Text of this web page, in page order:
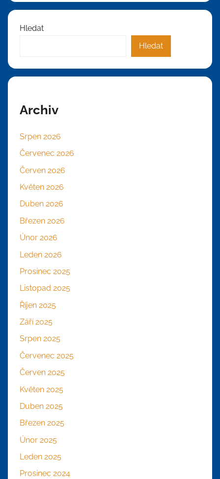
Hledat
Hledat
Archiv
Srpen 2026
Červenec 2026
Červen 2026
Květen 2026
Duben 2026
Březen 2026
Únor 2026
Leden 2026
Prosinec 2025
Listopad 2025
Říjen 2025
Září 2025
Srpen 2025
Červenec 2025
Červen 2025
Květen 2025
Duben 2025
Březen 2025
Únor 2025
Leden 2025
Prosinec 2024